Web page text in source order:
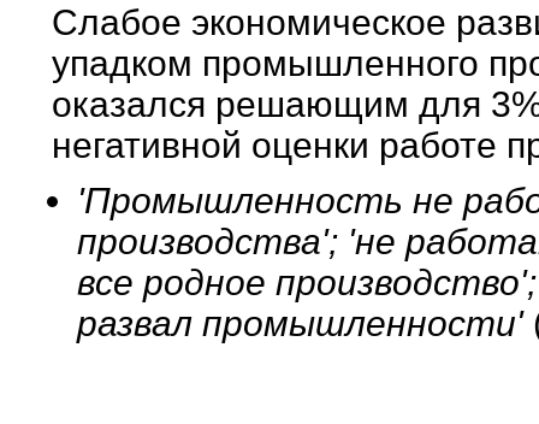
Слабое экономическое
упадком промышленного
оказался решающим для
негативной оценки работе
'Промышленность не
производства'; 'не
все родное
развал промышленности'